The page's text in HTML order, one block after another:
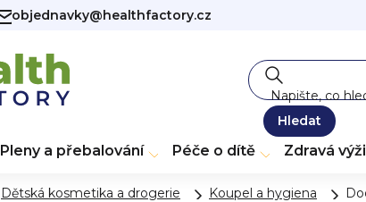
objednavky@healthfactory.cz
Hledat
Pleny a přebalování Péče o dítě Zdravá
Dětská kosmetika a drogerie Koupel a hygiena